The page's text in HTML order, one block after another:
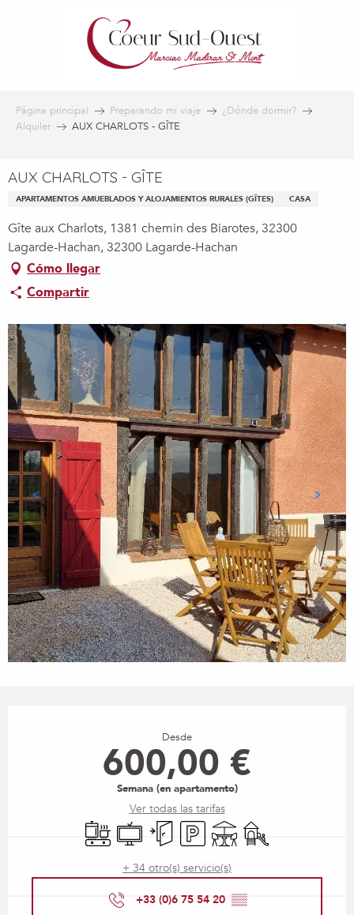
Página principal Preparando mi viaje
¿Dónde dormir?
Alquiler
AUX CHARLOTS - GÎTE
AUX CHARLOTS - GÎTE
APARTAMENTOS AMUEBLADOS Y ALOJAMIENTOS RURALES (GÎTES) CASA
Gîte aux Charlots, 1381 chemin des Biarotes, 32300
Lagarde-Hachan, 32300 Lagarde-Hachan
Cómo llegar
Compartir
Desde
600,00 €
Semana (en apartamento)
Ver todas las tarifas
Placa de cocción
TelevisiónEntrada independiente
Aparcamiento
TerrazaJuegos infantiles /
+ 34 otro(s) servicio(s)
+33 (0)6 75 54 20 ▒▒